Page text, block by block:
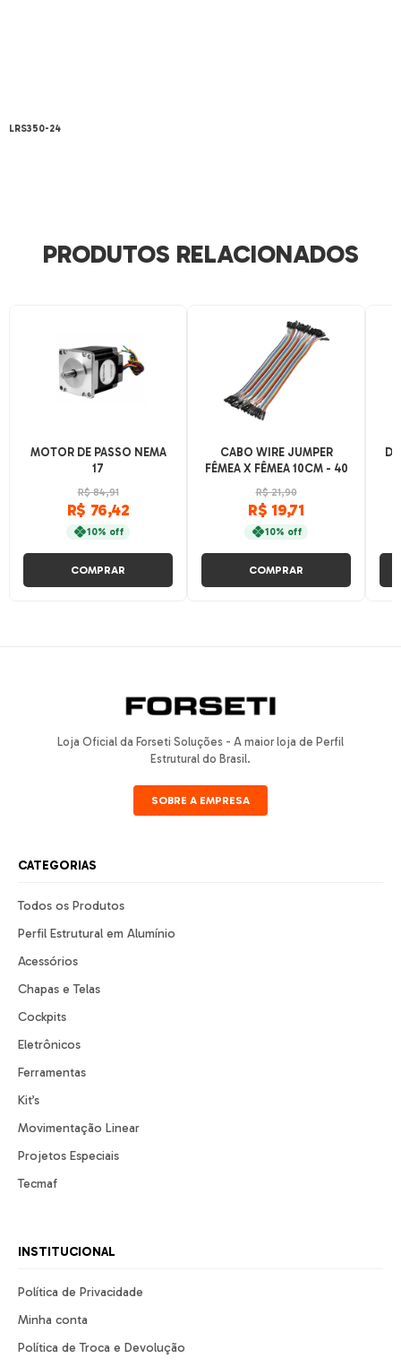
LRS350-24
PRODUTOS RELACIONADOS
MOTOR DE PASSO NEMA
17
R$ 84,91
R$ 76,42
10% off
COMPRAR
CABO WIRE JUMPER
FÊMEA X FÊMEA 10CM - 40
R$ 21,90
R$ 19,71
10% off
COMPRAR
Loja Oficial da Forseti Soluções - A maior loja de Perfil
Estrutural do Brasil.
SOBRE A EMPRESA
CATEGORIAS
Todos os Produtos
Perfil Estrutural em Alumínio
Acessórios
Chapas e Telas
Cockpits
Eletrônicos
Ferramentas
Kit’s
Movimentação Linear
Projetos Especiais
Tecmaf
INSTITUCIONAL
Política de Privacidade
Minha conta
Política de Troca e Devolução